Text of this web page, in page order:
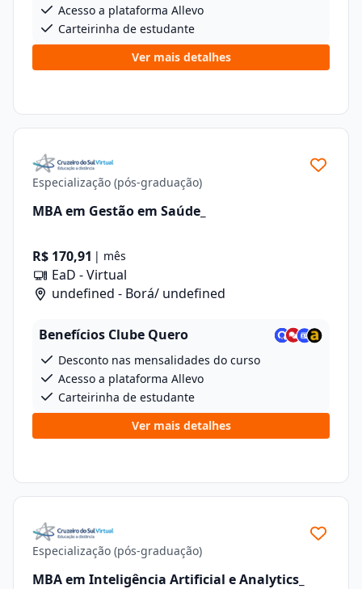
Acesso a plataforma Allevo
Carteirinha de estudante
Ver mais detalhes
Especialização (pós-graduação)
MBA em Gestão em Saúde_
R$ 170,91 | mês
EaD - Virtual
undefined - Borá/ undefined
Benefícios Clube Quero
Desconto nas mensalidades do curso
Acesso a plataforma Allevo
Carteirinha de estudante
Ver mais detalhes
Especialização (pós-graduação)
MBA em Inteligência Artificial e Analytics_